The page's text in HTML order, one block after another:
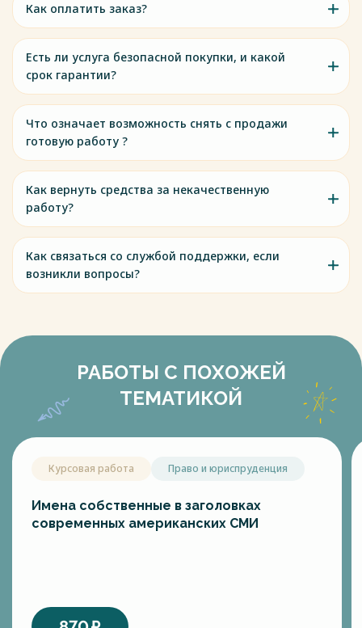
Как оплатить заказ?
Есть ли услуга безопасной покупки, и какой
срок гарантии?
Что означает возможность снять с продажи
готовую работу ?
Как вернуть средства за некачественную
работу?
Как связаться со службой поддержки, если
возникли вопросы?
РАБОТЫ С ПОХОЖЕЙ
ТЕМАТИКОЙ
Курсовая работа Право и юриспруденция
Имена собственные в заголовках
современных американских СМИ